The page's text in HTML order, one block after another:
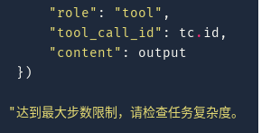
"role" : "tool" ,
"tool_call_id" : tc . id ,
"content" :
output
})
"达到最大步数限制，请检查任务复杂度。"